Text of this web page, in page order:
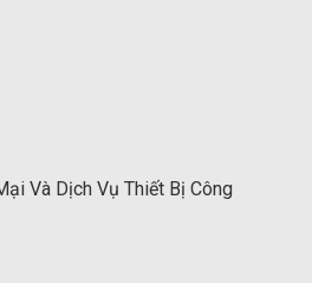
Và Dịch Vụ Thiết Bị Công